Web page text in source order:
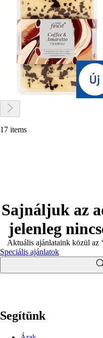
17 items
Sajnáljuk az
jelenleg
Aktuális ajánlataink közül az
Speciális ajánlatok
Segítünk